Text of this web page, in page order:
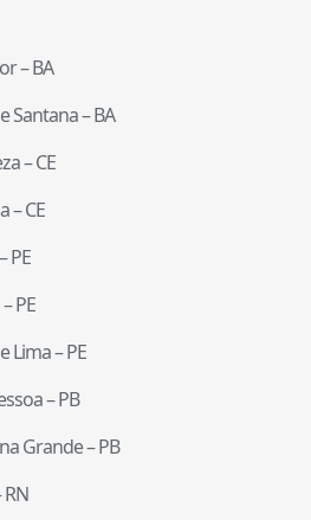
–BA
Santana–BA
–CE
–CE
PE
–PE
Lima–PE
–PB
Grande–PB
RN